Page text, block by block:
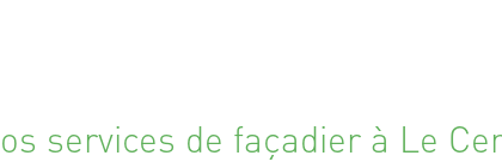
services de façadier à Le